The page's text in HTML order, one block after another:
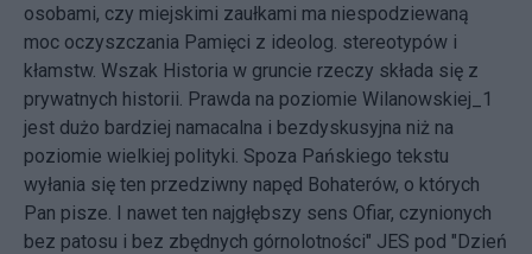
osobami, czy miejskimi zaułkami ma niespodziewaną
moc oczyszczania Pamięci z ideolog. stereotypów i
kłamstw. Wszak Historia w gruncie rzeczy składa się z
prywatnych historii. Prawda na poziomie Wilanowskiej_1
jest dużo bardziej namacalna i bezdyskusyjna niż na
poziomie wielkiej polityki. Spoza Pańskiego tekstu
wyłania się ten przedziwny napęd Bohaterów, o których
Pan pisze. I nawet ten najgłębszy sens Ofiar, czynionych
bez patosu i bez zbędnych górnolotności" JES pod "Dzień